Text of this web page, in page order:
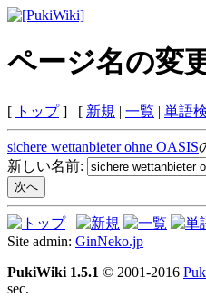
ページ名の変
[ トップ] [ 新規 | 一覧 | 単語
sichere wettanbieter ohne OASIS
新しい名前:
Site admin: GinNeko.jp
PukiWiki 1.5.1 © 2001-2016
sec.